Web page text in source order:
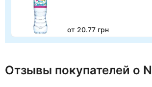
от 20.77 грн
Отзывы покупателей о